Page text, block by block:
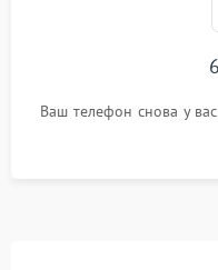
Ваш телефон снова у